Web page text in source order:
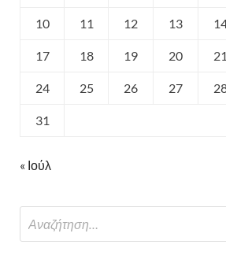
10 11 12 13
17 18 19 20 21
24 25 26 27
31
« Ιούλ